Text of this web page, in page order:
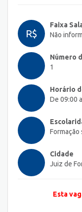
R$
Faixa
Não
Número
1
Horário
De 09:00
Formação
Cidade
Juiz de
Esta